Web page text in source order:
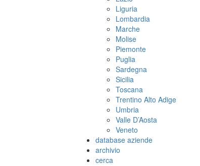
Liguria
Lombardia
Marche
Molise
Piemonte
Puglia
Sardegna
Sicilia
Toscana
Trentino Alto Adige
Umbria
Valle D’Aosta
Veneto
database aziende
archivio
cerca